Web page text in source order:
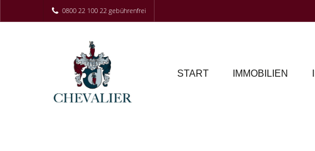
0800 22 100 22 gebührenfrei
START IMMOBILIEN